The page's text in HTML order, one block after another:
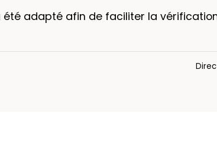
été adapté afin de faciliter la